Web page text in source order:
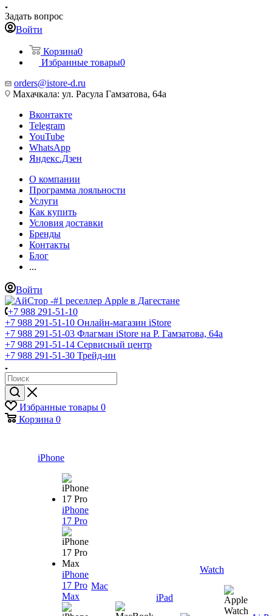
Задать вопрос
Войти
Корзина0
Избранные товары0
orders@istore-d.ru
Махачкала: ул. Расула Гамзатова, 64а
Вконтакте
Telegram
YouTube
WhatsApp
Яндекс.Дзен
О компании
Программа лояльности
Услуги
Как купить
Условия доставки
Бренды
Контакты
Блог
...
Войти
+7 988 291-51-10
+7 988 291-51-10 Онлайн-магазин iStore
+7 988 291-51-03 Флагман iStore на Р. Гамзатова, 64а
+7 988 291-51-14 Сервисный центр
+7 988 291-51-30 Трейд-ин
Избранные товары 0
Корзина 0
iPhone
iPhone
17 Pro
iPhone
17 Pro
Max
Mac
iPad
Watch